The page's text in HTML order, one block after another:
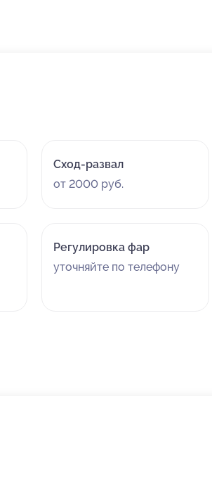
Сход-развал
от 2000 руб.
Регулировка фар
уточняйте по телефону